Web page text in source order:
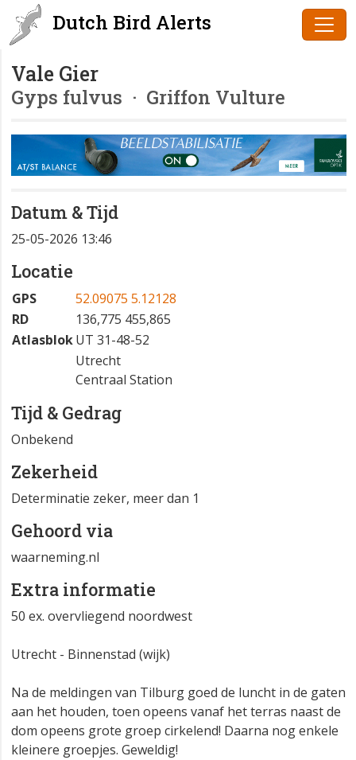
Dutch Bird Alerts
Vale Gier
Gyps fulvus · Griffon Vulture
Datum & Tijd
25-05-2026 13:46
Locatie
GPS
52.09075 5.12128
RD
136,775 455,865
AtlasblokUT 31-48-52
Utrecht
Centraal Station
Tijd & Gedrag
Onbekend
Zekerheid
Determinatie zeker, meer dan 1
Gehoord via
waarneming.nl
Extra informatie
50 ex. overvliegend noordwest
Utrecht - Binnenstad (wijk)
Na de meldingen van Tilburg goed de luncht in de gaten
aan het houden, toen opeens vanaf het terras naast de
dom opeens grote groep cirkelend! Daarna nog enkele
kleinere groepjes. Geweldig!